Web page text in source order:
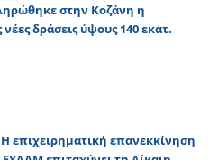
στην Κοζάνη η
δράσεις ύψους 140 εκατ.
επιχειρηματική επανεκκίνηση